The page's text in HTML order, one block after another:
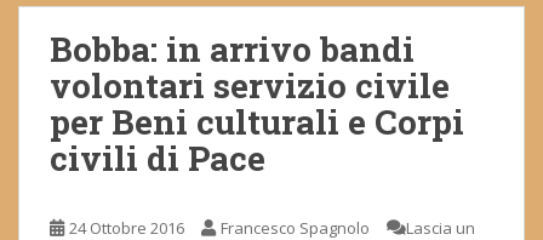
Bobba: in arrivo bandi
volontari servizio civile
per Beni culturali e Corpi
civili di Pace
24 Ottobre 2016 Francesco Spagnolo
Lascia un